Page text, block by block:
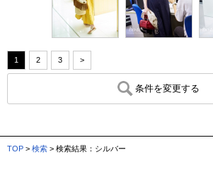
1 2 3 >
条件を変更する
TOP > 検索 > 検索結果：シルバー